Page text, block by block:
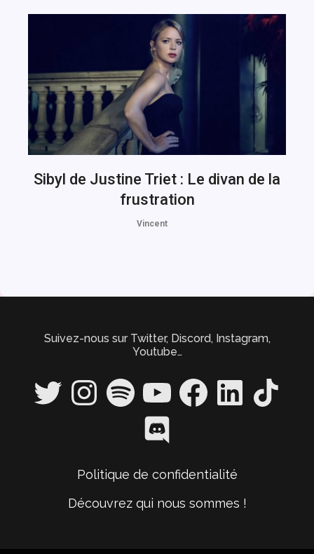
Sibyl de Justine Triet : Le divan de la
frustration
Vincent
Suivez-nous sur Twitter, Discord, Instagram,
Youtube…
Twitter InstagramSpotify YouTube FacebookLinkedIn TikTok
Discord
Politique de confidentialité
Découvrez qui nous sommes !